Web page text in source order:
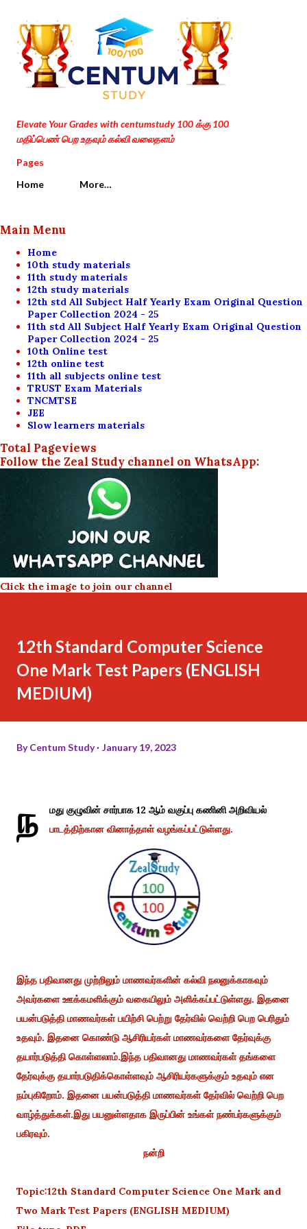
Skip to main content
Elevate Your Grades with centumstudy 100 க்கு 100
மதிப்பெண் பெற உதவும் கல்வி வலைதளம்
Pages
Home
More…
Main Menu
Home
10th study materials
11th study materials
12th study materials
12th std All Subject Half Yearly Exam Original Question
Paper Collection 2024 - 25
11th std All Subject Half Yearly Exam Original Question
Paper Collection 2024 - 25
10th Online test
12th online test
11th all subjects online test
TRUST Exam Materials
TNCMTSE
JEE
Slow learners materials
Total Pageviews
Follow the Zeal Study channel on WhatsApp:
Click the image to join our channel
12th Standard Computer Science
One Mark Test Papers (ENGLISH
MEDIUM)
ByCentum Study January 19, 2023
ந
மது குழுவின் சார்பாக 12 ஆம் வகுப்பு கணினி அறிவியல்
பாடத்திற்கான வினாத்தாள் வழங்கப்பட்டுள்ளது.
இந்த பதிவானது முற்றிலும் மாணவர்களின் கல்வி நலனுக்காகவும்
அவர்களை ஊக்கமளிக்கும் வகையிலும் அளிக்கப்பட்டுள்ளது. இதனை
பயன்படுத்தி மாணவர்கள் பயிற்சி பெற்று தேர்வில் வெற்றி பெற பெரிதும்
உதவும். இதனை கொண்டு ஆசிரியர்கள் மாணவர்களை தேர்வுக்கு
தயார்படுத்தி கொள்ளலாம்.இந்த பதிவானது மாணவர்கள் தங்களை
தேர்வுக்கு தயார்படுதிக்கொள்ளவும் ஆசிரியர்களுக்கும் உதவும் என
நம்புகிறோம். இதனை பயன்படுத்தி மாணவர்கள் தேர்வில் வெற்றி பெற
வாழ்த்துக்கள்.இது பயனுள்ளதாக இருப்பின் உங்கள் நண்பர்களுக்கும்
பகிரவும்.
நன்றி
Topic:12th Standard Computer Science One Mark and
Two Mark Test Papers (ENGLISH MEDIUM)